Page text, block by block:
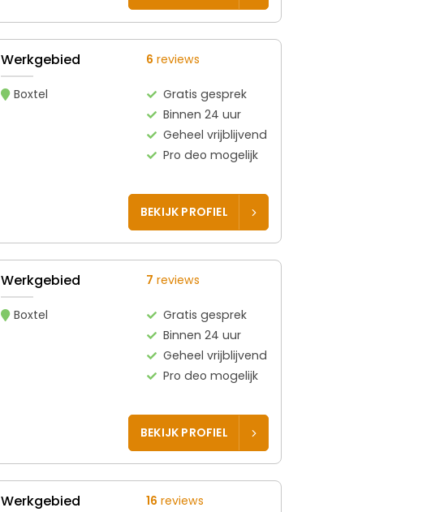
Werkgebied
Boxtel
6 reviews
Gratis gesprek
Binnen 24 uur
Geheel vrijblijvend
Pro deo mogelijk
BEKIJK PROFIEL
Werkgebied
Boxtel
7 reviews
Gratis gesprek
Binnen 24 uur
Geheel vrijblijvend
Pro deo mogelijk
BEKIJK PROFIEL
Werkgebied 16 reviews